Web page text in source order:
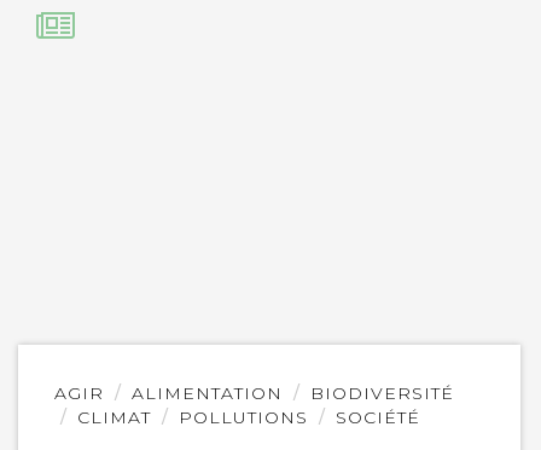
AGIR ALIMENTATION
BIODIVERSITÉ
CLIMAT
POLLUTIONS SOCIÉTÉ
Lire
l'article